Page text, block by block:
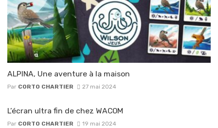
ALPINA, Une aventure à la maison
Par CORTO CHARTIER 27 mai 2024
L’écran ultra fin de chez WACOM
Par CORTO CHARTIER 19 mai 2024